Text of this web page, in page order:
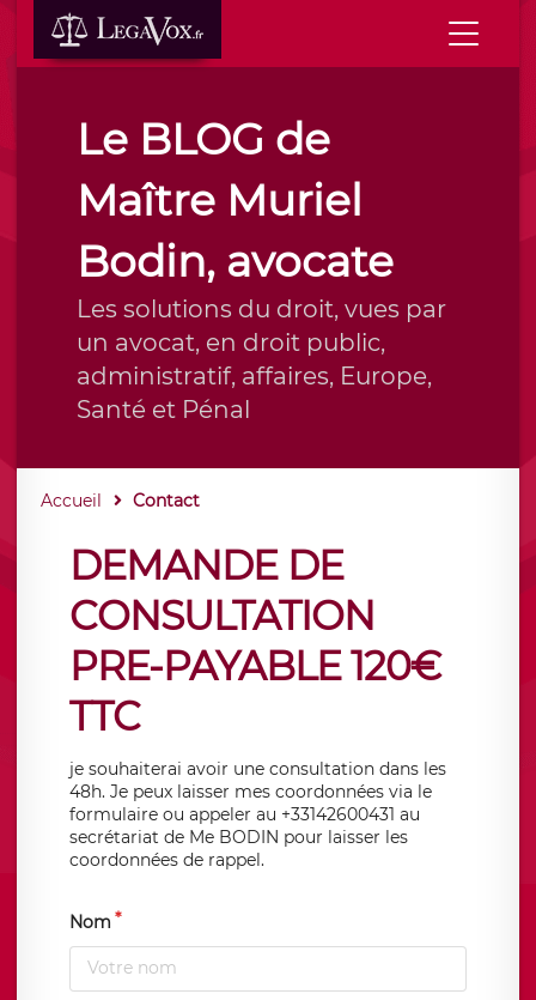
Le BLOG de
Maître Muriel
Bodin, avocate
Les solutions du droit, vues par
un avocat, en droit public,
administratif, affaires, Europe,
Santé et Pénal
Accueil Contact
DEMANDE DE
CONSULTATION
PRE-PAYABLE 120€
TTC
je souhaiterai avoir une consultation dans les
48h. Je peux laisser mes coordonnées via le
formulaire ou appeler au +33142600431 au
secrétariat de Me BODIN pour laisser les
coordonnées de rappel.
Nom